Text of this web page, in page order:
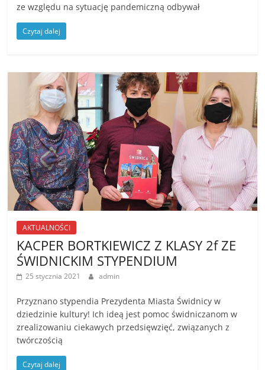
ze względu na sytuację pandemiczną odbywał
Czytaj dalej
AKTUALNOŚCI
KACPER BORTKIEWICZ Z KLASY 2f ZE
ŚWIDNICKIM STYPENDIUM
25 stycznia 2021 admin
Przyznano stypendia Prezydenta Miasta Świdnicy w
dziedzinie kultury! Ich ideą jest pomoc świdniczanom w
zrealizowaniu ciekawych przedsięwzięć, związanych z
twórczością
Czytaj dalej